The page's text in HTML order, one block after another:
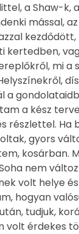
a Shaw-k,
mással,
kertedben,
mi a
a
a kész
részlettel. Ha
gyors
kosárban.
nem
volt helye
hogyan
tudjuk,
volt érdekes